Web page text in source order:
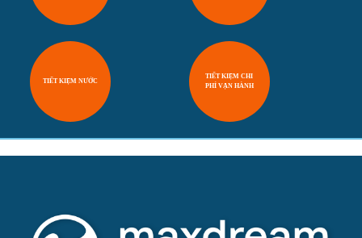
TIẾT KIỆM NƯỚC
TIẾT KIỆM CHI
PHÍ VẬN HÀNH